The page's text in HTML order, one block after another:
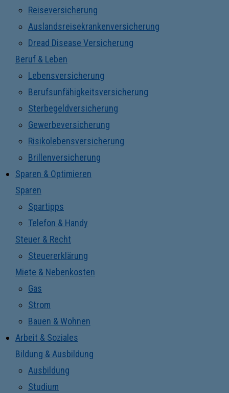
Reiseversicherung
Auslandsreisekrankenversicherung
Dread Disease Versicherung
Beruf & Leben
Lebensversicherung
Berufsunfähigkeitsversicherung
Sterbegeldversicherung
Gewerbeversicherung
Risikolebensversicherung
Brillenversicherung
Sparen & Optimieren
Sparen
Spartipps
Telefon & Handy
Steuer & Recht
Steuererklärung
Miete & Nebenkosten
Gas
Strom
Bauen & Wohnen
Arbeit & Soziales
Bildung & Ausbildung
Ausbildung
Studium